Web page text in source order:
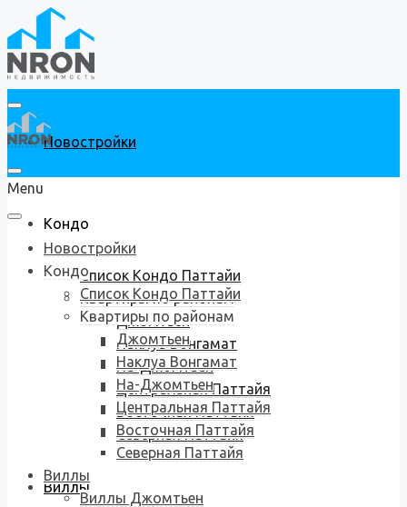
Новостройки
Кондо
Список Кондо Паттайи
Квартиры по районам
Джомтьен
Наклуа Вонгамат
На-Джомтьен
Центральная Паттайя
Восточная Паттайя
Северная Паттайя
Виллы
Menu
Новостройки
Кондо
Список Кондо Паттайи
Квартиры по районам
Джомтьен
Наклуа Вонгамат
На-Джомтьен
Центральная Паттайя
Восточная Паттайя
Северная Паттайя
Виллы
Виллы Джомтьен